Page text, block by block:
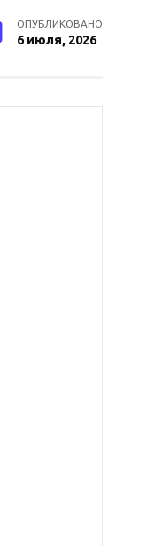
ОПУБЛИКОВАНО
6 июля, 2026